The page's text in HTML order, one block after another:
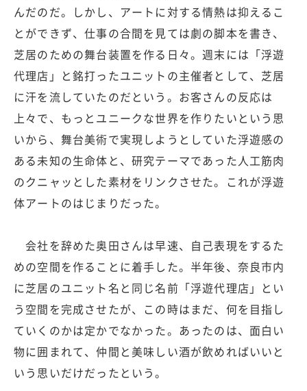
んだのだ。しかし、アートに対する情熱は抑えるこ
とができず、仕事の合間を見ては劇の脚本を書き、
芝居のための舞台装置を作る日々。週末には「浮遊
代理店」と銘打ったユニットの主催者として、芝居
に汗を流していたのだという。お客さんの反応は
上々で、もっとユニークな世界を作りたいという思
いから、舞台美術で実現しようとしていた浮遊感の
ある未知の生命体と、研究テーマであった人工筋肉
のクニャッとした素材をリンクさせた。これが浮遊
体アートのはじまりだった。
会社を辞めた奥田さんは早速、自己表現をするた
めの空間を作ることに着手した。半年後、奈良市内
に芝居のユニット名と同じ名前「浮遊代理店」とい
う空間を完成させたが、この時はまだ、何を目指し
ていくのかは定かでなかった。あったのは、面白い
物に囲まれて、仲間と美味しい酒が飲めればいいと
いう思いだけだったという。